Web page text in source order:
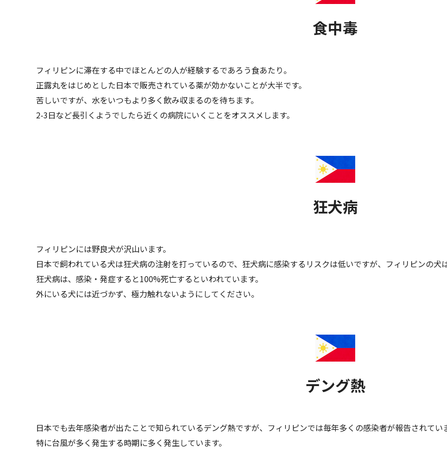
食中毒
フィリピンに滞在する中でほとんどの人が経験するであろう食あたり。
正露丸をはじめとした日本で販売されている薬が効かないことが大半です。
苦しいですが、水をいつもより多く飲み収まるのを待ちます。
2-3日など長引くようでしたら近くの病院にいくことをオススメします。
狂犬病
フィリピンには野良犬が沢山います。
日本で飼われている犬は狂犬病の注射を打っているので、狂犬病に感染するリスクは低いですが、フィリピンの犬
狂犬病は、感染・発症すると100%死亡するといわれています。
外にいる犬には近づかず、極力触れないようにしてください。
デング熱
日本でも去年感染者が出たことで知られているデング熱ですが、フィリピンでは毎年多くの感染者が報告されてい
特に台風が多く発生する時期に多く発生しています。